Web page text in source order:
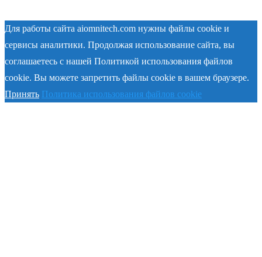
Для работы сайта aiomnitech.com нужны файлы cookie и
сервисы аналитики. Продолжая использование сайта, вы
соглашаетесь с нашей Политикой использования файлов
cookie. Вы можете запретить файлы cookie в вашем браузере.
Принять Политика использования файлов cookie